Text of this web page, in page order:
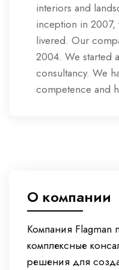
interiors and
inception in
livered. Our
2004. We started
consultancy. We
competence and
О компании
Компания Flagman
комплексные
решения для